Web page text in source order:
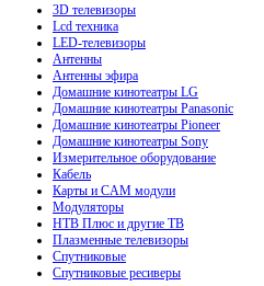
3D телевизоры
Lcd техника
LED-телевизоры
Антенны
Антенны эфира
Домашние кинотеатры LG
Домашние кинотеатры Panasonic
Домашние кинотеатры Pioneer
Домашние кинотеатры Sony
Измерительное оборудование
Кабель
Карты и CAM модули
Модуляторы
НТВ Плюс и другие ТВ
Плазменные телевизоры
Спутниковые
Спутниковые ресиверы